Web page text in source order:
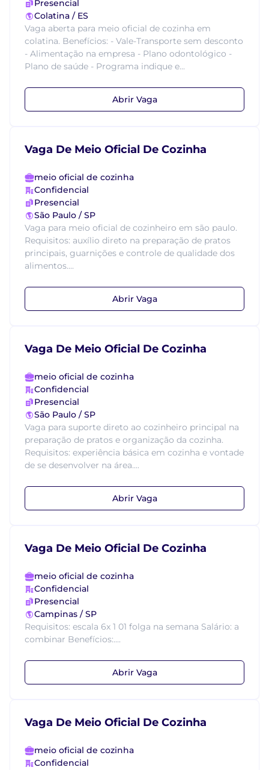
Presencial
Colatina / ES
Vaga aberta para meio oficial de cozinha em
colatina. Benefícios: - Vale-Transporte sem desconto
- Alimentação na empresa - Plano odontológico -
Plano de saúde - Programa indique e...
Abrir Vaga
Vaga De Meio Oficial De Cozinha
meio oficial de cozinha
Confidencial
Presencial
São Paulo / SP
Vaga para meio oficial de cozinheiro em são paulo.
Requisitos: auxílio direto na preparação de pratos
principais, guarnições e controle de qualidade dos
alimentos....
Abrir Vaga
Vaga De Meio Oficial De Cozinha
meio oficial de cozinha
Confidencial
Presencial
São Paulo / SP
Vaga para suporte direto ao cozinheiro principal na
preparação de pratos e organização da cozinha.
Requisitos: experiência básica em cozinha e vontade
de se desenvolver na área....
Abrir Vaga
Vaga De Meio Oficial De Cozinha
meio oficial de cozinha
Confidencial
Presencial
Campinas / SP
Requisitos: escala 6x 1 01 folga na semana Salário: a
combinar Benefícios:....
Abrir Vaga
Vaga De Meio Oficial De Cozinha
meio oficial de cozinha
Confidencial